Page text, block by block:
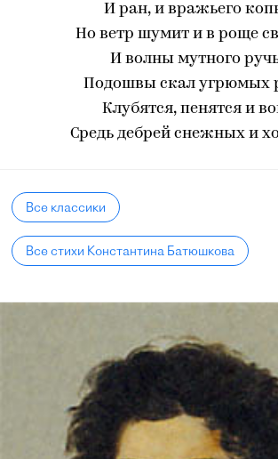
И ран, и вражьего
Но ветр шумит и в роще
И волны мутного
Подошвы скал угрюмых
Клубятся, пенятся и
Средь дебрей снежных и
Все классики
Все стихи Константина Батюшкова